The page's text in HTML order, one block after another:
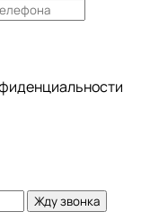
Жду звонка